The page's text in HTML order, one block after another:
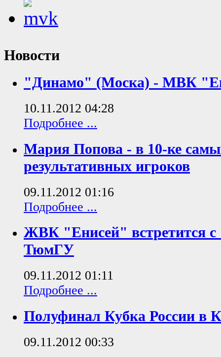
Новости
"Динамо" (Моска) - МВК
10.11.2012 04:28
Подробнее ...
Мария Попова - в 10-ке
результативных игроков
09.11.2012 01:16
Подробнее ...
ЖВК "Енисей" встретится
ТюмГУ
09.11.2012 01:11
Подробнее ...
Полуфинал Кубка России в
09.11.2012 00:33